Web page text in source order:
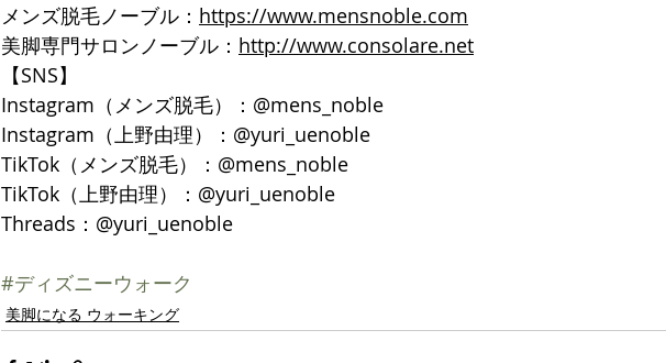
メンズ脱毛ノーブル： https://www.mensnoble.com
美脚専門サロンノーブル： http://www.consolare.net
【SNS】
Instagram（メンズ脱毛）：@mens_noble
Instagram（上野由理）：@yuri_uenoble
TikTok（メンズ脱毛）：@mens_noble
TikTok（上野由理）：@yuri_uenoble
Threads：@yuri_uenoble
#ディズニーウォーク
美脚になる ウォーキング